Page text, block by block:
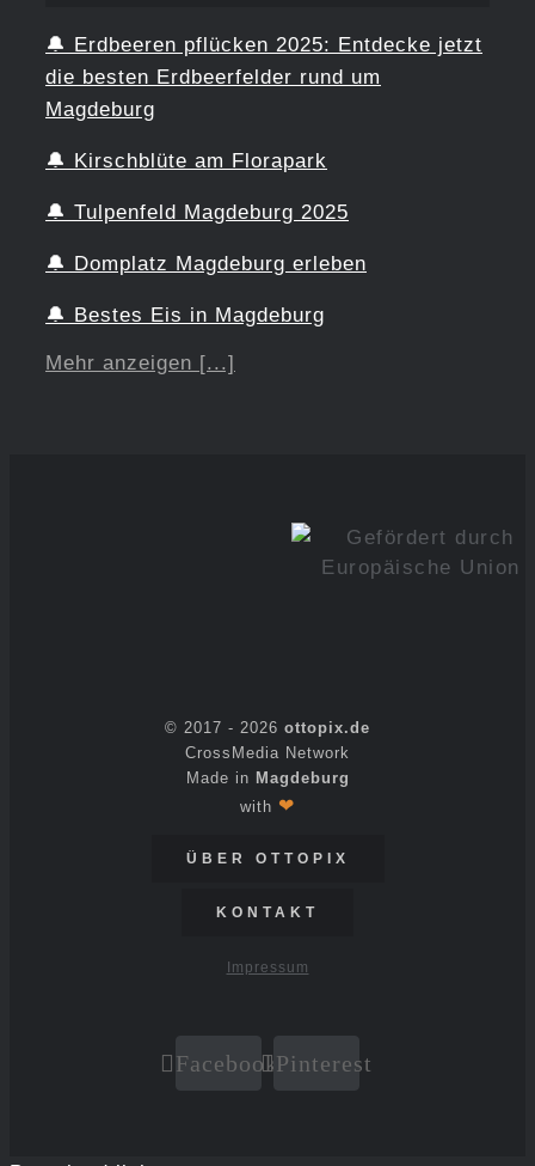
🔔 Erdbeeren pflücken 2025: Entdecke jetzt
die besten Erdbeerfelder rund um
Magdeburg
🔔 Kirschblüte am Florapark
🔔 Tulpenfeld Magdeburg 2025
🔔 Domplatz Magdeburg erleben
🔔 Bestes Eis in Magdeburg
Mehr anzeigen [...]
© 2017 - 2026 ottopix.de
CrossMedia Network
Made in Magdeburg
with ❤
ÜBER OTTOPIX
KONTAKT
Impressum
FacebookPinterest